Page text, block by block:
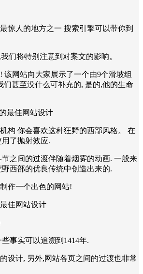
惊人的地方之一 搜索引擎可以带你到
们将特别注意到对案文的影响。
该网站向大家展示了一个由9个滑坡组
们甚至没什么可补充的, 是的,他的生命
最佳网站设计
构 你会喜欢这种狂野的西部风格。 在
了抛射效应.
之间的过渡伴随着烟雾的动画. 一般来
西部的优良传统中创造出来的.
作一个出色的网站!
佳网站设计
事实可以追溯到1414年.
设计, 另外,网站各页之间的过渡也非常